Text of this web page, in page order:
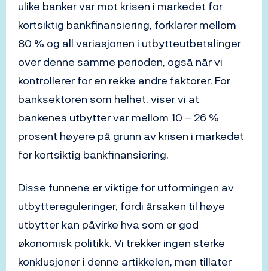
ulike banker var mot krisen i markedet for
kortsiktig bankfinansiering, forklarer mellom
80 % og all variasjonen i utbytteutbetalinger
over denne samme perioden, også når vi
kontrollerer for en rekke andre faktorer. For
banksektoren som helhet, viser vi at
bankenes utbytter var mellom 10 – 26 %
prosent høyere på grunn av krisen i markedet
for kortsiktig bankfinansiering.
Disse funnene er viktige for utformingen av
utbyttereguleringer, fordi årsaken til høye
utbytter kan påvirke hva som er god
økonomisk politikk. Vi trekker ingen sterke
konklusjoner i denne artikkelen, men tillater